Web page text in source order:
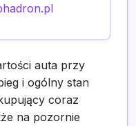
auta przy
i ogólny stan
coraz
na pozornie